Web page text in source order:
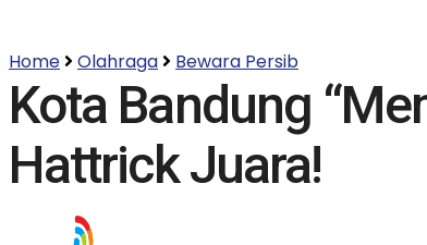
Home Olahraga Bewara Persib
Kota Bandung
Hattrick Juara!